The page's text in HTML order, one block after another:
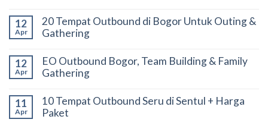
12
Apr
20 Tempat Outbound di Bogor Untuk Outing &
Gathering
12
Apr
EO Outbound Bogor, Team Building & Family
Gathering
11
Apr
10 Tempat Outbound Seru di Sentul + Harga
Paket